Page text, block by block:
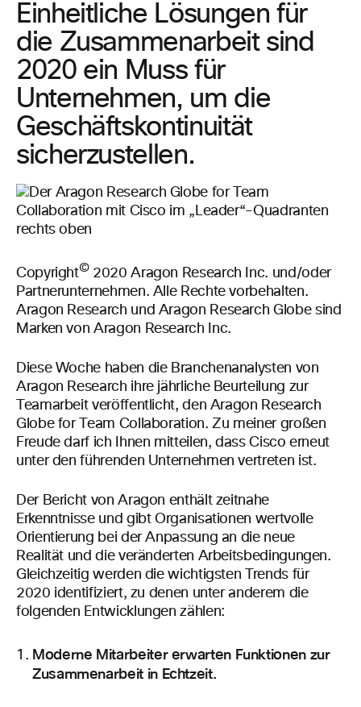
Einheitliche Lösungen für
die Zusammenarbeit sind
2020 ein Muss für
Unternehmen, um die
Geschäftskontinuität
sicherzustellen.
Copyright©2020 Aragon Research Inc. und/oder
Partnerunternehmen. Alle Rechte vorbehalten.
Aragon Research und Aragon Research Globe sind
Marken von Aragon Research Inc.
Diese Woche haben die Branchenanalysten von
Aragon Research ihre jährliche Beurteilung zur
Teamarbeit veröffentlicht, den Aragon Research
Globe for Team Collaboration. Zu meiner großen
Freude darf ich Ihnen mitteilen, dass Cisco erneut
unter den führenden Unternehmen vertreten ist.
Der Bericht von Aragon enthält zeitnahe
Erkenntnisse und gibt Organisationen wertvolle
Orientierung bei der Anpassung an die neue
Realität und die veränderten Arbeitsbedingungen.
Gleichzeitig werden die wichtigsten Trends für
2020 identifiziert, zu denen unter anderem die
folgenden Entwicklungen zählen:
Moderne Mitarbeiter erwarten Funktionen zur
Zusammenarbeit in Echtzeit.